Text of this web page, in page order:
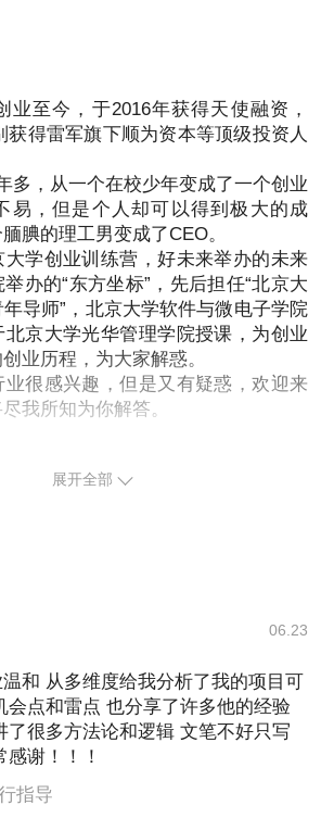
业至今，于2016年获得天使融资，
获得雷军旗下顺为资本等顶级投资人
多，从一个在校少年变成了一个创业
易，但是个人却可以得到极大的成
腆的理工男变成了CEO。
大学创业训练营，好未来举办的未来
办的“东方坐标”，先后担任“北京大
导师”，北京大学软件与微电子学院
京大学光华管理学院授课，为创业
业历程，为大家解惑。
很感兴趣，但是又有疑惑，欢迎来
我所知为你解答。
展开全部
06.23
和 从多维度给我分析了我的项目可
会点和雷点 也分享了许多他的经验
了很多方法论和逻辑 文笔不好只写
谢！！！
指导